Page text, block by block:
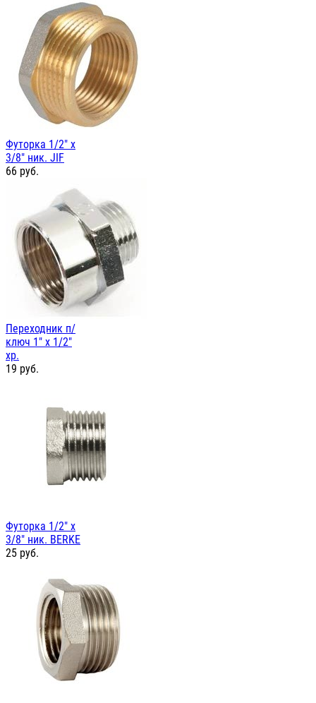
Футорка 1/2" х
3/8" ник. JIF
66 руб.
Переходник п/
ключ 1" х 1/2"
хр.
19 руб.
Футорка 1/2" х
3/8" ник. BERKE
25 руб.